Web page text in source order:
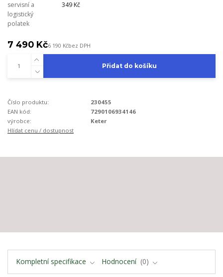
servisní a
logistický
polatek
349 Kč
7 490 Kč6 190 Kčbez DPH
Přidat do košíku
Číslo produktu:
230455
EAN kód:
7290106934146
výrobce:
Keter
Hlídat cenu / dostupnost
Kompletní specifikace Hodnocení 0